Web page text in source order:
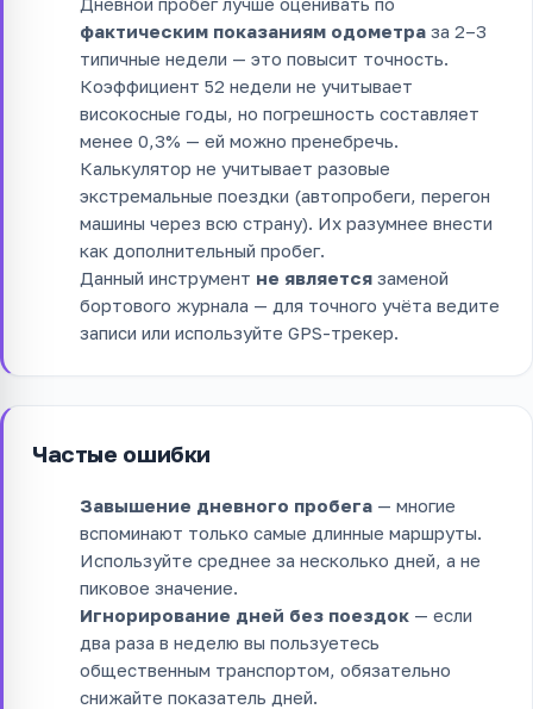
фактическим показаниям одометра за 2–3
типичные недели — это повысит точность.
Коэффициент 52 недели не учитывает
високосные годы, но погрешность составляет
менее 0,3% — ей можно пренебречь.
Калькулятор не учитывает разовые
экстремальные поездки (автопробеги, перегон
машины через всю страну). Их разумнее внести
как дополнительный пробег.
Данный инструмент не является заменой
бортового журнала — для точного учёта ведите
записи или используйте GPS-трекер.
Частые ошибки
Завышение дневного пробега — многие
вспоминают только самые длинные маршруты.
Используйте среднее за несколько дней, а не
пиковое значение.
Игнорирование дней без поездок — если
два раза в неделю вы пользуетесь
общественным транспортом, обязательно
снижайте показатель дней.